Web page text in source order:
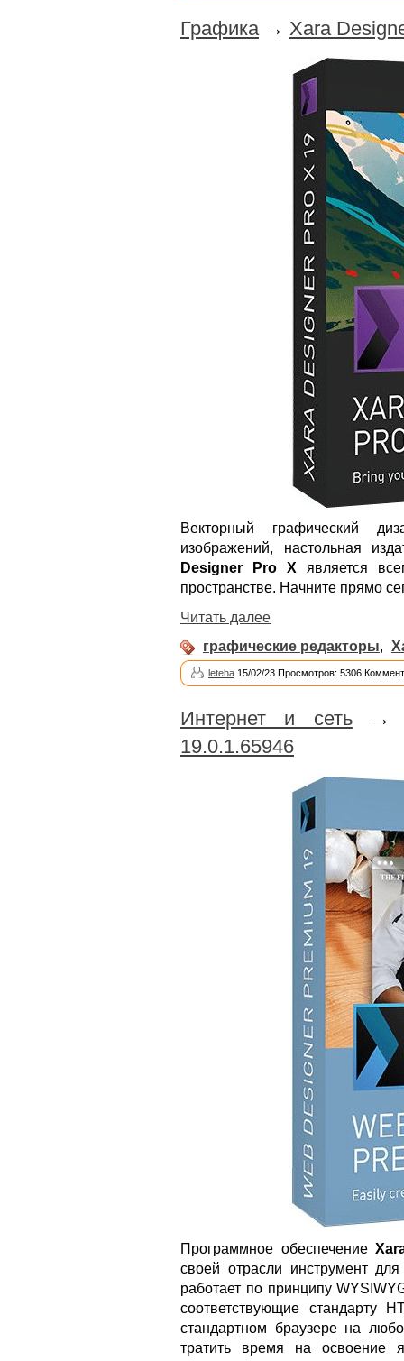
Графика → Xara
Векторный графический
изображений, настольная
Designer Pro Xявляется
пространстве. Начните прямо
Читать далее
графические редакторы,
leteha 15/02/23 Просмотров: 5306
Интернет и сеть
19.0.1.65946
Программное обеспечение
своей отрасли инструмент
работает по принципу
соответствующие стандарту
стандартном браузере на
тратить время на освоение